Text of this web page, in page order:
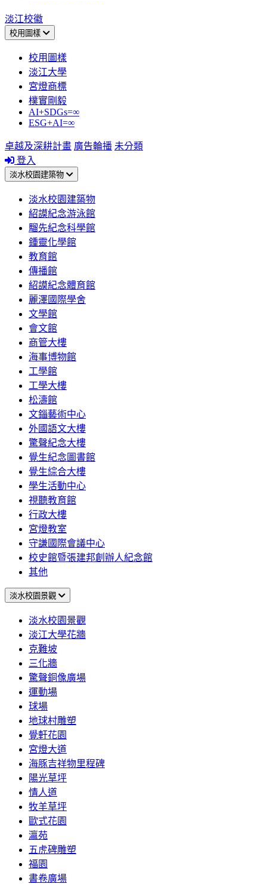
淡江校徽
校用圖樣
校用圖樣
淡江大學
宮燈商標
樸實剛毅
AI+SDGs=∞
ESG+AI=∞
卓越及深耕計畫 廣告輪播 未分類
登入
淡水校園建築物
淡水校園建築物
紹謨紀念游泳館
騮先紀念科學館
鍾靈化學館
教育館
傳播館
紹謨紀念體育館
麗澤國際學舍
文學館
會文館
商管大樓
海事博物館
工學館
工學大樓
松濤館
文錙藝術中心
外國語文大樓
驚聲紀念大樓
覺生紀念圖書館
覺生綜合大樓
學生活動中心
視聽教育館
行政大樓
宮燈教室
守謙國際會議中心
校史館暨張建邦創辦人紀念館
其他
淡水校園景觀
淡水校園景觀
淡江大學花牆
克難坡
三化牆
驚聲銅像廣場
運動場
球場
地球村雕塑
覺軒花園
宮燈大道
海豚吉祥物里程碑
陽光草坪
情人道
牧羊草坪
歐式花園
瀛苑
五虎碑雕塑
福園
書卷廣場